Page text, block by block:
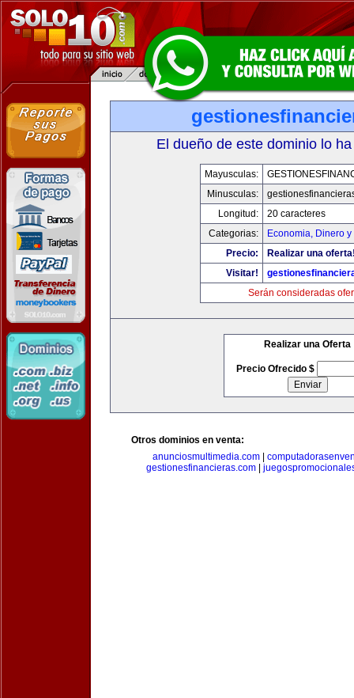
El dueño de este dominio lo
Mayusculas:
Minusculas:
Longitud:
20 caracteres
Categorias:
Economia, Dinero
Precio:
Realizar una
Visitar!
Serán consideradas
Realizar una Oferta
Precio Ofrecido $
Otros dominios en venta:
anunciosmultimedia.com
gestionesfinancieras.com